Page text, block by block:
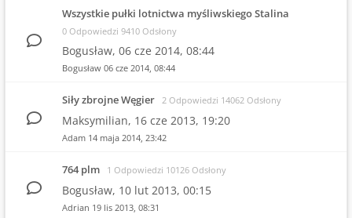
Wszystkie pułki lotnictwa myśliwskiego Stalina
0 Odpowiedzi 9410 Odsłony
Bogusław, 06 cze 2014, 08:44
Bogusław 06 cze 2014, 08:44
Siły zbrojne Węgier 2 Odpowiedzi 14062 Odsłony
Maksymilian, 16 cze 2013, 19:20
Adam 14 maja 2014, 23:42
764 plm 1 Odpowiedzi 10126 Odsłony
Bogusław, 10 lut 2013, 00:15
Adrian 19 lis 2013, 08:31